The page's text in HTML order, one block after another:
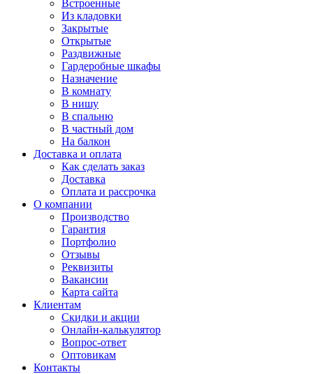
Встроенные
Из кладовки
Закрытые
Открытые
Раздвижные
Гардеробные шкафы
Назначение
В комнату
В нишу
В спальню
В частный дом
На балкон
Доставка и оплата
Как сделать заказ
Доставка
Оплата и рассрочка
О компании
Производство
Гарантия
Портфолио
Отзывы
Реквизиты
Вакансии
Карта сайта
Клиентам
Скидки и акции
Онлайн-калькулятор
Вопрос-ответ
Оптовикам
Контакты